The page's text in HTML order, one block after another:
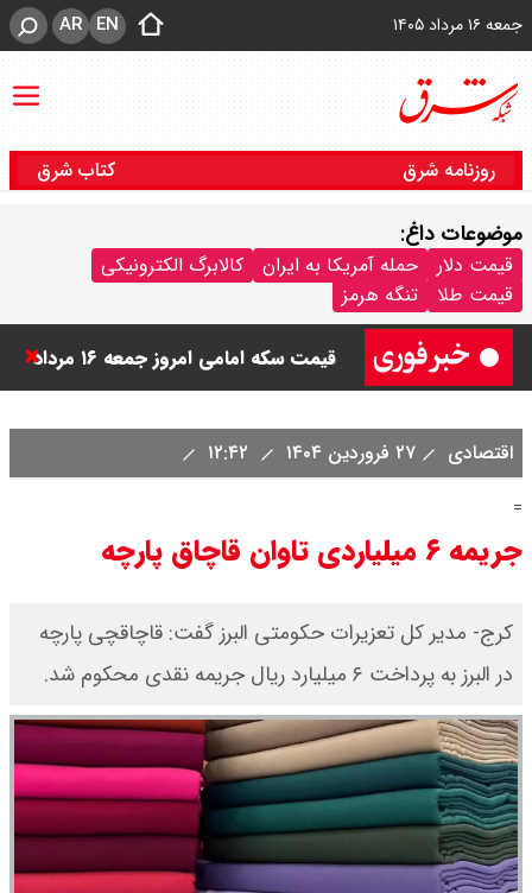
جمعه ۱۶ مرداد ۱۴۰۵ EN
AR
روزنامه شرق کتاب شرق
موضوعات داغ:
قیمت دلار حمله آمریکا به ایران
کالابرگ الکترونیکی
قیمت طلا
تنگه هرمز ۱۴۰۵ اعلام شد + جدول
قیمت سکه امامی امروز جمعه ۱۶ مرداد
۱۴۰۵ اعلام شد/ طلا بر مدار صعود
قیمت نفت امروز جمعه ۱۶ مرداد ۱۴۰۵
/ نفت صعودی شد + جدول
اقتصادی ۲۷ فروردین ۱۴۰۴
=
جریمه ۶ میلیاردی تاوان قاچاق پارچه
کرج- مدیر کل تعزیرات حکومتی البرز گفت: قاچاقچی پارچه
در البرز به پرداخت ۶ میلیارد ریال جریمه نقدی محکوم شد.